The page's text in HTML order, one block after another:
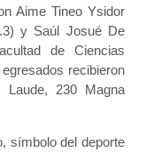
Aime Tineo Ysidor
y Saúl Josué De
de Ciencias
recibieron
Laude, 230 Magna
símbolo del deporte